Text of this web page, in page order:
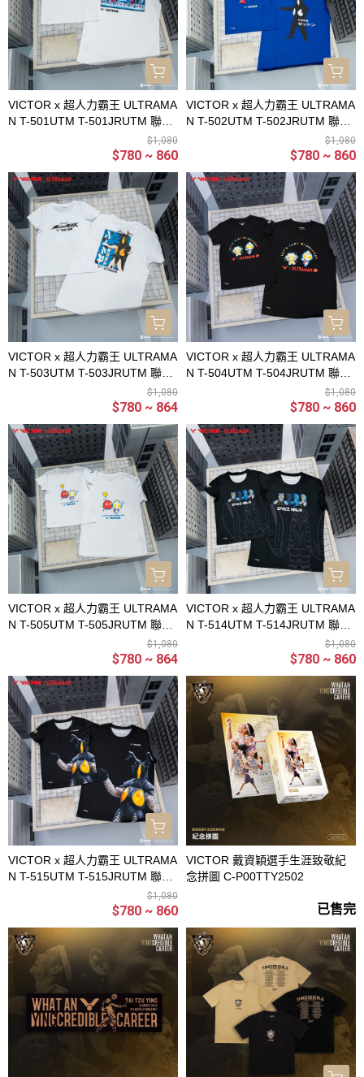
VICTOR x 超人力霸王 ULTRAMA
N T-501UTM T-501JRUTM 聯名
$1,080
$780 ~ 860
VICTOR x 超人力霸王 ULTRAMA
N T-502UTM T-502JRUTM 聯名
$1,080
$780 ~ 860
VICTOR x 超人力霸王 ULTRAMA
N T-503UTM T-503JRUTM 聯名
$1,080
$780 ~ 864
VICTOR x 超人力霸王 ULTRAMA
N T-504UTM T-504JRUTM 聯名
$1,080
$780 ~ 860
VICTOR x 超人力霸王 ULTRAMA
N T-505UTM T-505JRUTM 聯名
$1,080
$780 ~ 864
VICTOR x 超人力霸王 ULTRAMA
N T-514UTM T-514JRUTM 聯名
$1,080
$780 ~ 860
VICTOR x 超人力霸王 ULTRAMA
N T-515UTM T-515JRUTM 聯名
$1,080
$780 ~ 860
VICTOR 戴資穎選手生涯致敬紀
念拼圖 C-P00TTY2502
已售完